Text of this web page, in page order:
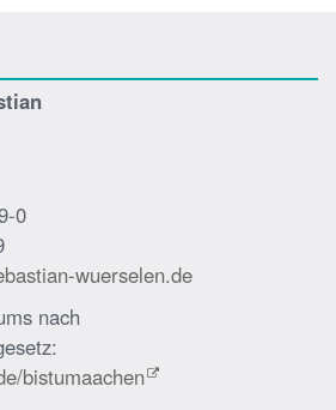
0
wuerselen.de
nach
bistumaachen